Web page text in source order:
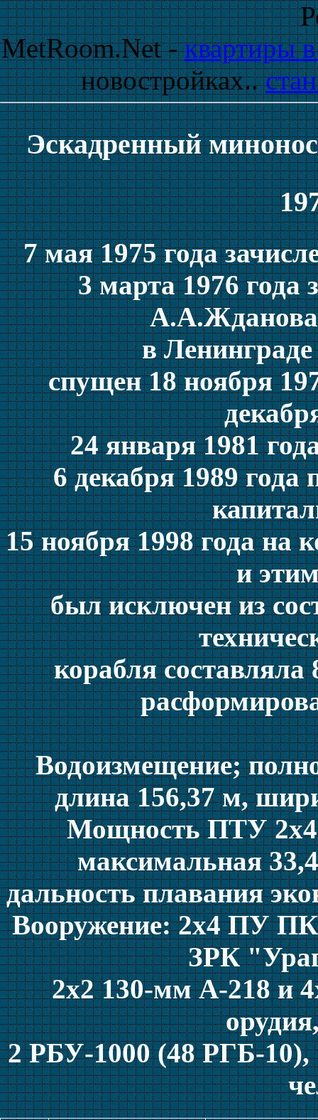
MetRoom.Net -квартиры
новостройках..
Эскадренный
7 мая 1975 года
3 марта 1976 года
А.А.Жданова
в
спущен 18 ноября
24 января 1981
6 декабря 1989
15 ноября 1998 года
и
был исключен из
корабля составляла
Водоизмещение;
длина 156,37 м,
Мощность ПТУ
максимальная
дальность плавания
Вооружение: 2х4 ПУ
ЗРК
2х2 130-мм А-218 и
2 РБУ-1000 (48 РГБ-10),